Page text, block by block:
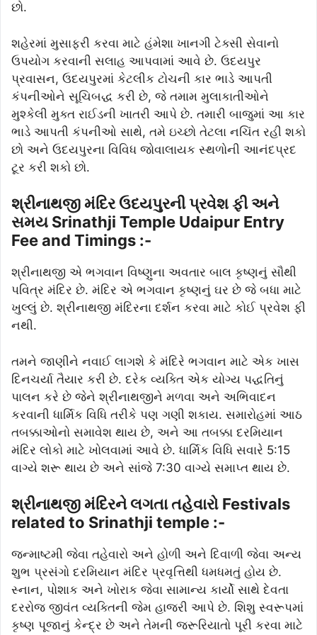
છો.
શહેરમાં મુસાફરી કરવા માટે હંમેશા ખાનગી ટેક્સી સેવાનો
ઉપયોગ કરવાની સલાહ આપવામાં આવે છે. ઉદયપુર
પ્રવાસન, ઉદયપુરમાં કેટલીક ટોચની કાર ભાડે આપતી
કંપનીઓને સૂચિબદ્ધ કરી છે, જે તમામ મુલાકાતીઓને
મુશ્કેલી મુક્ત રાઈડની ખાતરી આપે છે. તમારી બાજુમાં આ કાર
ભાડે આપતી કંપનીઓ સાથે, તમે ઇચ્છો તેટલા નચિંત રહી શકો
છો અને ઉદયપુરના વિવિધ જોવાલાયક સ્થળોની આનંદપ્રદ
ટૂર કરી શકો છો.
શ્રીનાથજી મંદિર ઉદયપુરની પ્રવેશ ફી અને
સમય Srinathji Temple Udaipur Entry
Fee and Timings :-
શ્રીનાથજી એ ભગવાન વિષ્ણુના અવતાર બાલ કૃષ્ણનું સૌથી
પવિત્ર મંદિર છે. મંદિર એ ભગવાન કૃષ્ણનું ઘર છે જે બધા માટે
ખુલ્લું છે. શ્રીનાથજી મંદિરના દર્શન કરવા માટે કોઈ પ્રવેશ ફી
નથી.
તમને જાણીને નવાઈ લાગશે કે મંદિરે ભગવાન માટે એક ખાસ
દિનચર્યા તૈયાર કરી છે. દરેક વ્યક્તિ એક યોગ્ય પદ્ધતિનું
પાલન કરે છે જેને શ્રીનાથજીને મળવા અને અભિવાદન
કરવાની ધાર્મિક વિધિ તરીકે પણ ગણી શકાય. સમારોહમાં આઠ
તબક્કાઓનો સમાવેશ થાય છે, અને આ તબક્કા દરમિયાન
મંદિર લોકો માટે ખોલવામાં આવે છે. ધાર્મિક વિધિ સવારે 5:15
વાગ્યે શરૂ થાય છે અને સાંજે 7:30 વાગ્યે સમાપ્ત થાય છે.
શ્રીનાથજી મંદિરને લગતા તહેવારો Festivals
related to Srinathji temple :-
જન્માષ્ટમી જેવા તહેવારો અને હોળી અને દિવાળી જેવા અન્ય
શુભ પ્રસંગો દરમિયાન મંદિર પ્રવૃત્તિથી ધમધમતું હોય છે.
સ્નાન, પોશાક અને ખોરાક જેવા સામાન્ય કાર્યો સાથે દેવતા
દરરોજ જીવંત વ્યક્તિની જેમ હાજરી આપે છે. શિશુ સ્વરૂપમાં
કૃષ્ણ પૂજાનું કેન્દ્ર છે અને તેમની જરૂરિયાતો પૂરી કરવા માટે